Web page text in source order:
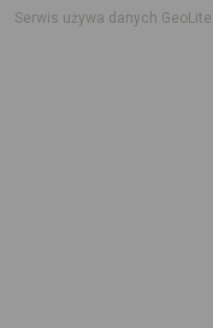
Serwis używa danych